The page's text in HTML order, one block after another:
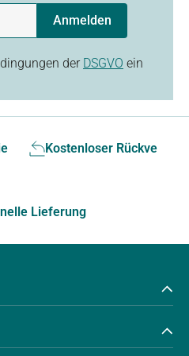
Anmelden
der DSGVO ein
Kostenloser Rückversand
Lieferung